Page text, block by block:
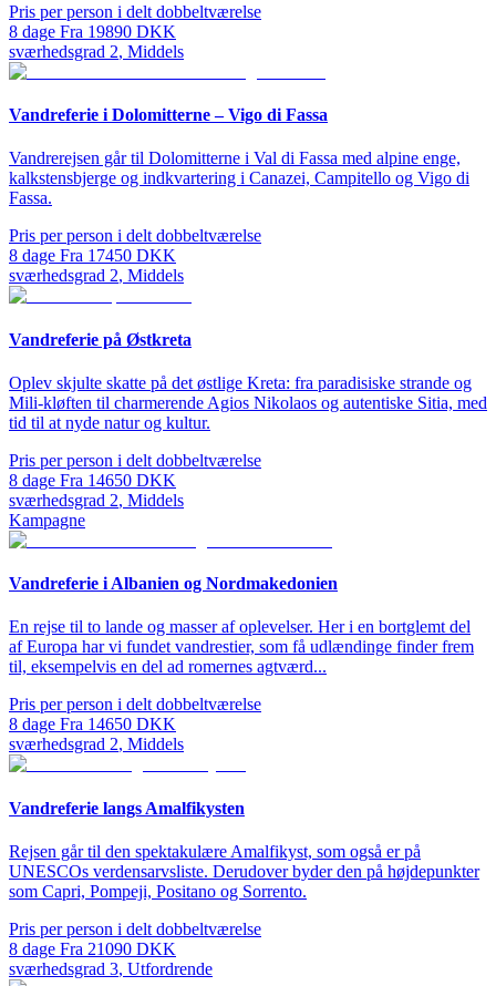
Pris per person i delt dobbeltværelse
8 dage Fra 19890 DKK
sværhedsgrad 2, Middels
Vandreferie i Dolomitterne – Vigo di Fassa
Vandrerejsen går til Dolomitterne i Val di Fassa med alpine enge,
kalkstensbjerge og indkvartering i Canazei, Campitello og Vigo di
Fassa.
Pris per person i delt dobbeltværelse
8 dage Fra 17450 DKK
sværhedsgrad 2, Middels
Vandreferie på Østkreta
Oplev skjulte skatte på det østlige Kreta: fra paradisiske strande og
Mili-kløften til charmerende Agios Nikolaos og autentiske Sitia, med
tid til at nyde natur og kultur.
Pris per person i delt dobbeltværelse
8 dage Fra 14650 DKK
sværhedsgrad 2, Middels
Kampagne
Vandreferie i Albanien og Nordmakedonien
En rejse til to lande og masser af oplevelser. Her i en bortglemt del
af Europa har vi fundet vandrestier, som få udlændinge finder frem
til, eksempelvis en del ad romernes agtværd...
Pris per person i delt dobbeltværelse
8 dage Fra 14650 DKK
sværhedsgrad 2, Middels
Vandreferie langs Amalfikysten
Rejsen går til den spektakulære Amalfikyst, som også er på
UNESCOs verdensarvsliste. Derudover byder den på højdepunkter
som Capri, Pompeji, Positano og Sorrento.
Pris per person i delt dobbeltværelse
8 dage Fra 21090 DKK
sværhedsgrad 3, Utfordrende